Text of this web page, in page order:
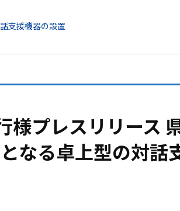
支援機器の設置
プレスリリース
なる卓上型の対話